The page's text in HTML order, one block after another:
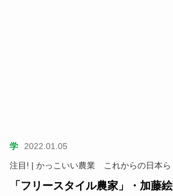
学
2022.01.05
注目! | かっこいい農業 これからの日本ら
「フリースタイル農家」・加藤